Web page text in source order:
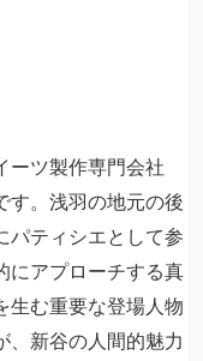
ーツ製作専門会社
す。浅羽の地元の後
パティシエとして参
にアプローチする真
生む重要な登場人物
、新谷の人間的魅力